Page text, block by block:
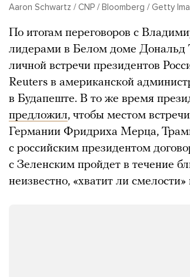
Aaron Schwartz / CNP / Bloomberg / Getty
По итогам переговоров с
лидерами в Белом доме Дональд
личной встречи президентов
Reuters в американской
в Будапеште. В то же время
предложил, чтобы местом
Германии Фридриха Мерца,
с российским президентом
с Зеленским пройдет в течение
неизвестно, «хватит ли